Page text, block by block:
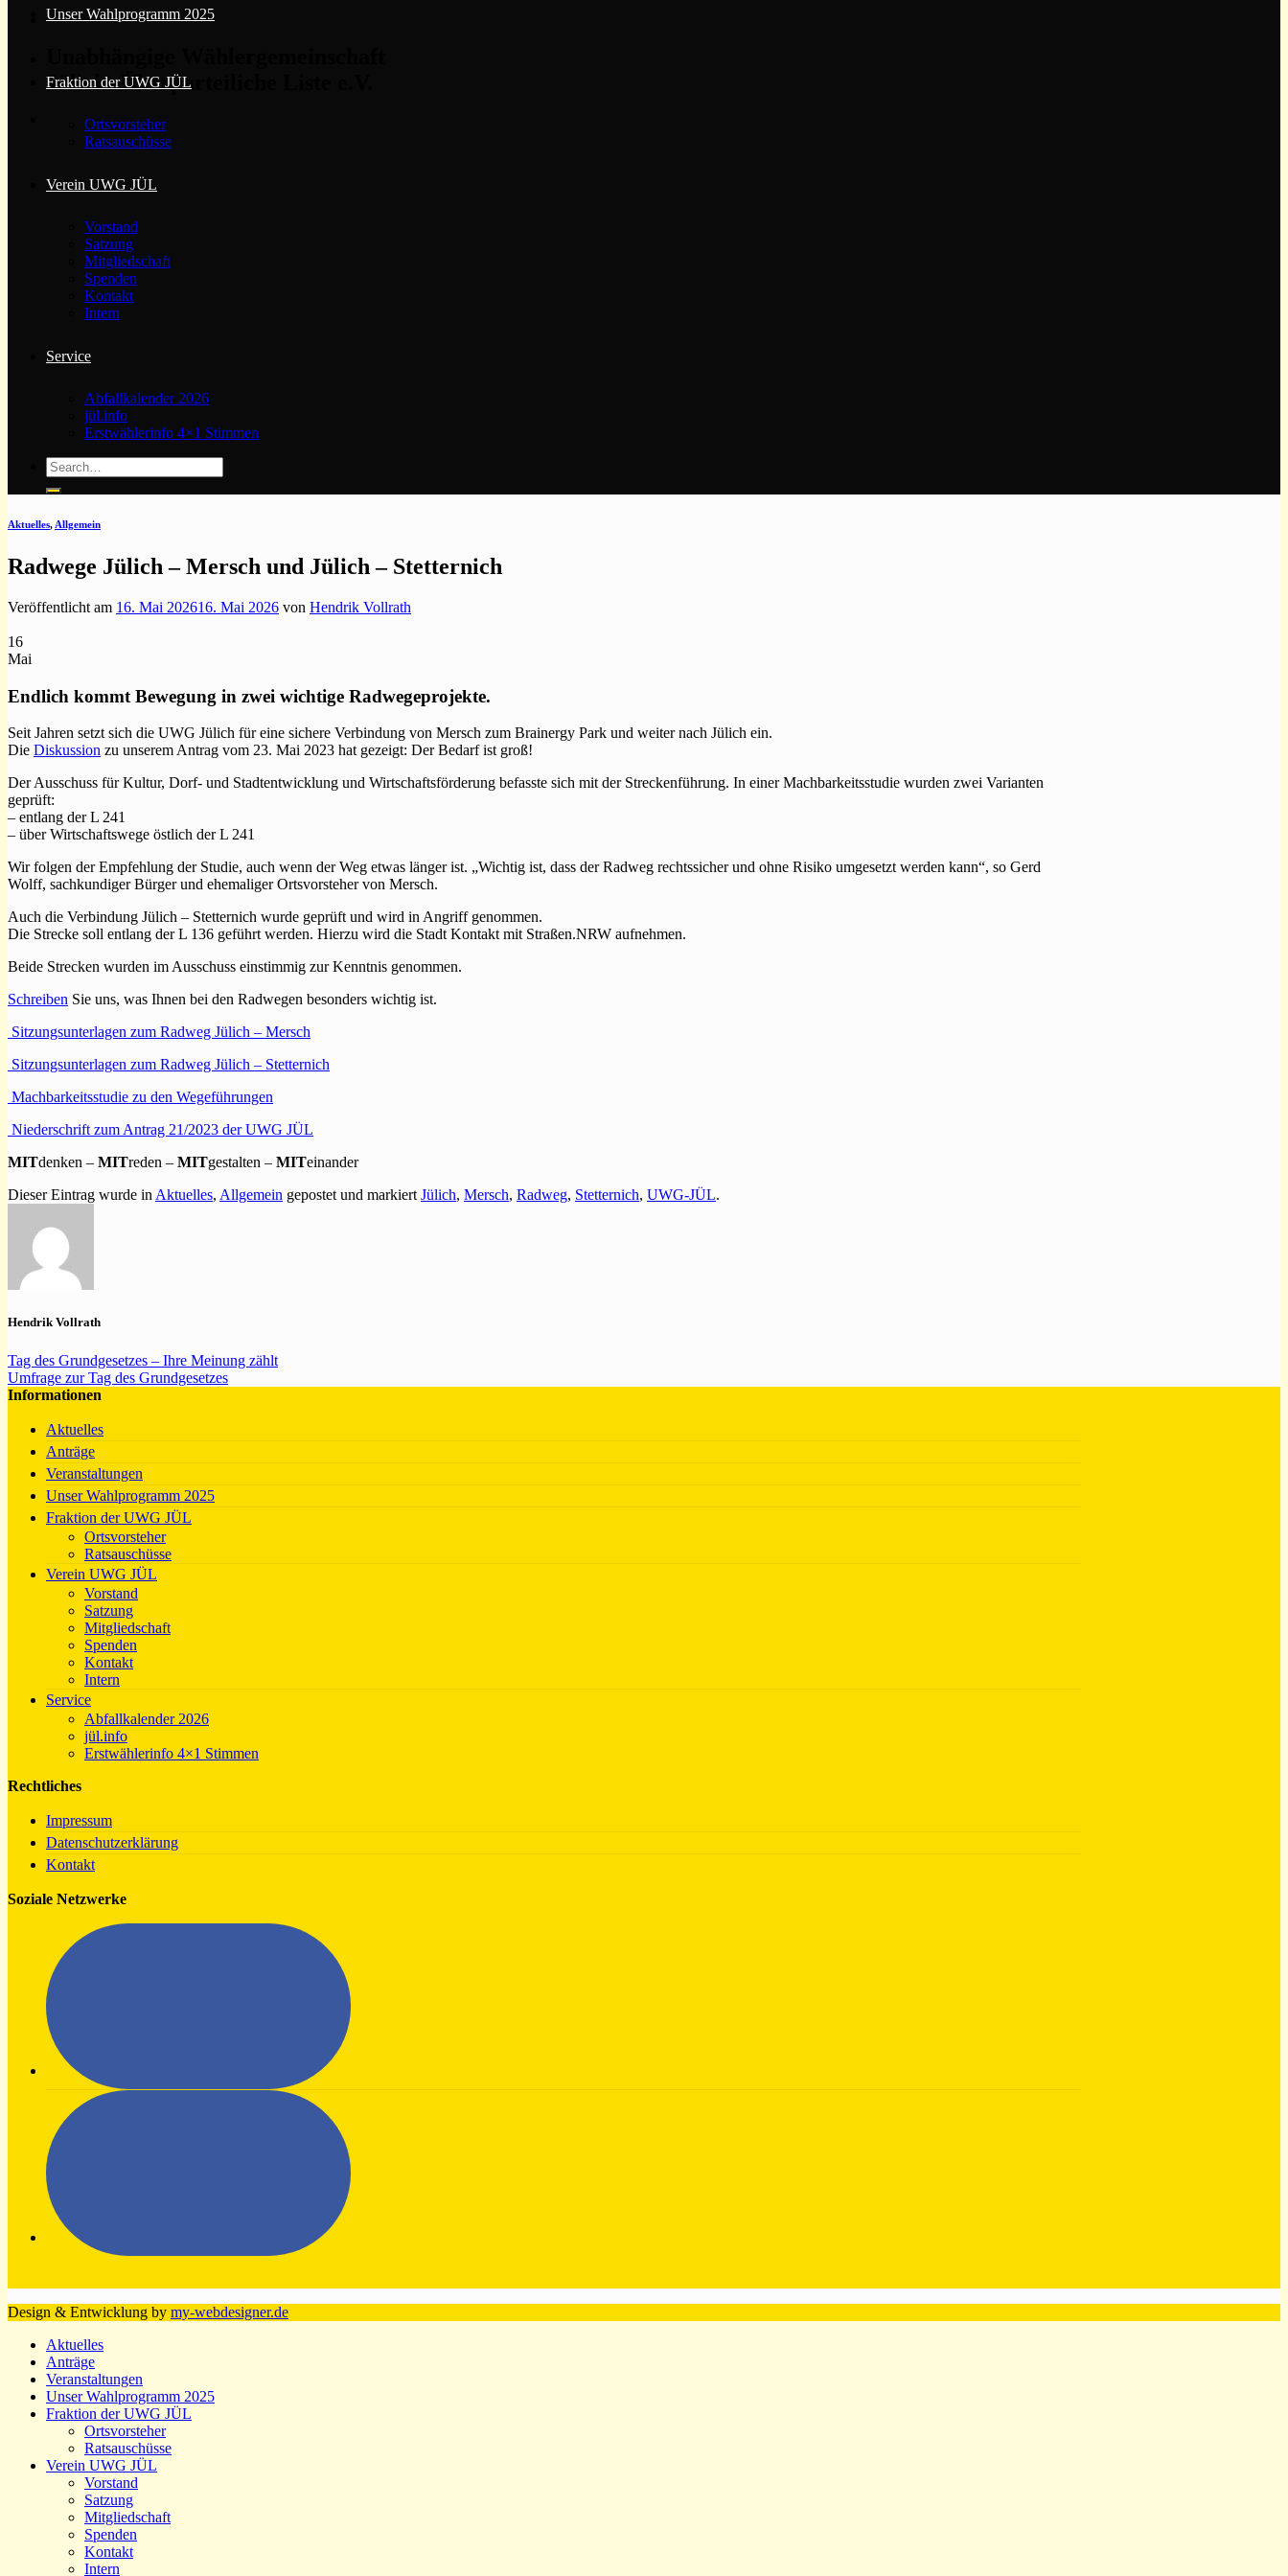
Jülichs Überparteiliche Liste e.V.
Unser Wahlprogramm 2025
Fraktion der UWG JÜL
Ortsvorsteher
Ratsauschüsse
Verein UWG JÜL
Vorstand
Satzung
Mitgliedschaft
Spenden
Kontakt
Intern
Service
Abfallkalender 2026
jül.info
Erstwählerinfo 4×1 Stimmen
Aktuelles, Allgemein
Radwege Jülich – Mersch und Jülich – Stetternich
Veröffentlicht am 16. Mai 202616. Mai 2026 von Hendrik Vollrath
16
Mai
Endlich kommt Bewegung in zwei wichtige Radwegeprojekte.
Seit Jahren setzt sich die UWG Jülich für eine sichere Verbindung von Mersch zum Brainergy Park und weiter nach Jülich ein.
Die Diskussion zu unserem Antrag vom 23. Mai 2023 hat gezeigt: Der Bedarf ist groß!
Der Ausschuss für Kultur, Dorf- und Stadtentwicklung und Wirtschaftsförderung befasste sich mit der Streckenführung. In einer Machbarkeitsstudie wurden zwei Varianten
geprüft:
– entlang der L 241
– über Wirtschaftswege östlich der L 241
Wir folgen der Empfehlung der Studie, auch wenn der Weg etwas länger ist. „Wichtig ist, dass der Radweg rechtssicher und ohne Risiko umgesetzt werden kann“, so Gerd
Wolff, sachkundiger Bürger und ehemaliger Ortsvorsteher von Mersch.
Auch die Verbindung Jülich – Stetternich wurde geprüft und wird in Angriff genommen.
Die Strecke soll entlang der L 136 geführt werden. Hierzu wird die Stadt Kontakt mit Straßen.NRW aufnehmen.
Beide Strecken wurden im Ausschuss einstimmig zur Kenntnis genommen.
Schreiben Sie uns, was Ihnen bei den Radwegen besonders wichtig ist.
Sitzungsunterlagen zum Radweg Jülich – Mersch
Sitzungsunterlagen zum Radweg Jülich – Stetternich
Machbarkeitsstudie zu den Wegeführungen
Niederschrift zum Antrag 21/2023 der UWG JÜL
MITdenken – MITreden – MITgestalten – MITeinander
Dieser Eintrag wurde in Aktuelles, Allgemein gepostet und markiert Jülich, Mersch, Radweg, Stetternich, UWG-JÜL.
Hendrik Vollrath
Tag des Grundgesetzes – Ihre Meinung zählt
Umfrage zur Tag des Grundgesetzes
Informationen
Aktuelles
Anträge
Veranstaltungen
Unser Wahlprogramm 2025
Fraktion der UWG JÜL
Ortsvorsteher
Ratsauschüsse
Verein UWG JÜL
Vorstand
Satzung
Mitgliedschaft
Spenden
Kontakt
Intern
Service
Abfallkalender 2026
jül.info
Erstwählerinfo 4×1 Stimmen
Rechtliches
Impressum
Datenschutzerklärung
Kontakt
Soziale Netzwerke
Design & Entwicklung by my-webdesigner.de
Aktuelles
Anträge
Veranstaltungen
Unser Wahlprogramm 2025
Fraktion der UWG JÜL
Ortsvorsteher
Ratsauschüsse
Verein UWG JÜL
Vorstand
Satzung
Mitgliedschaft
Spenden
Kontakt
Intern